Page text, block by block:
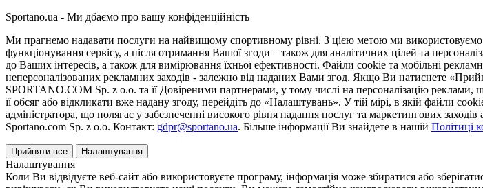
Sportano.ua - Ми дбаємо про вашу конфіденційність
Ми прагнемо надавати послуги на найвищому спортивному рівні. З цією метою ми використовуємо
функціонування сервісу, а після отримання Вашої згоди – також для аналітичних цілей та
до Ваших інтересів, а також для вимірювання їхньої ефективності. Файли cookie та мобільні
неперсоналізованих рекламних заходів - залежно від наданих Вами згод. Якщо Ви натиснете
SPORTANO.COM Sp. z o.o. та її Довіреними партнерами, у тому числі на персоналізацію
її обсяг або відкликати вже надану згоду, перейдіть до «Налаштувань». У тій мірі, в якій файли
адміністратора, що полягає у забезпеченні високого рівня надання послуг та маркетингових
Sportano.com Sp. z o.o. Контакт: gdpr@sportano.ua. Більше інформації Ви знайдете в нашій Політиці
Прийняти все Налаштування
Налаштування
Коли Ви відвідуєте веб-сайт або використовуєте програму, інформація може збиратися або